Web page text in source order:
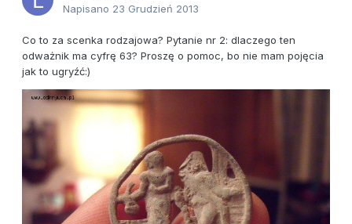
Napisano 23 Grudzień 2013
Co to za scenka rodzajowa? Pytanie nr 2: dlaczego ten
odważnik ma cyfrę 63? Proszę o pomoc, bo nie mam pojęcia
jak to ugryźć:)